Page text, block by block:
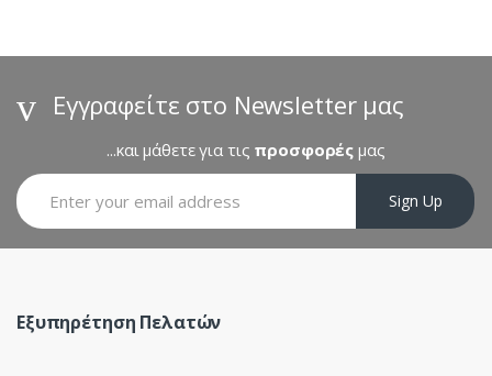
d
Εγγραφείτε στο Newsletter μας
...και μάθετε για τις προσφορές μας
Sign Up
Εξυπηρέτηση Πελατών